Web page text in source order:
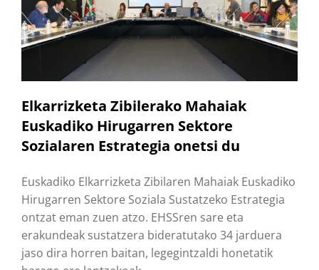
Elkarrizketa Zibilerako Mahaiak
Euskadiko Hirugarren Sektore
Sozialaren Estrategia onetsi du
Euskadiko Elkarrizketa Zibilaren Mahaiak Euskadiko
Hirugarren Sektore Soziala Sustatzeko Estrategia
ontzat eman zuen atzo. EHSSren sare eta
erakundeak sustatzera bideratutako 34 jarduera
jaso dira horren baitan, legegintzaldi honetatik